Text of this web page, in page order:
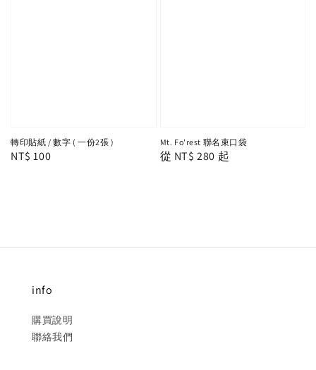
轉印貼紙 / 數字 ( 一份2張 )
Regular
NT$ 100
Mt. Fo'rest 聯名束口袋
Regular
從 NT$ 280 起
info
購買說明
聯絡我們